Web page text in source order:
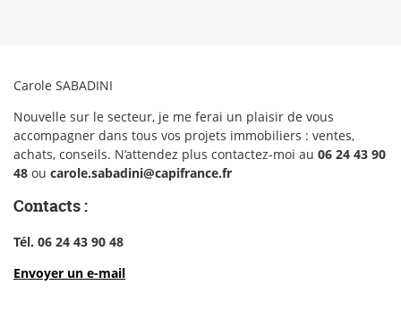
Carole SABADINI
Nouvelle sur le secteur, je me ferai un plaisir de vous
accompagner dans tous vos projets immobiliers : ventes,
achats, conseils. N’attendez plus contactez-moi au 06 24 43 90
48 ou carole.sabadini@capifrance.fr
Contacts :
Tél. 06 24 43 90 48
Envoyer un e-mail